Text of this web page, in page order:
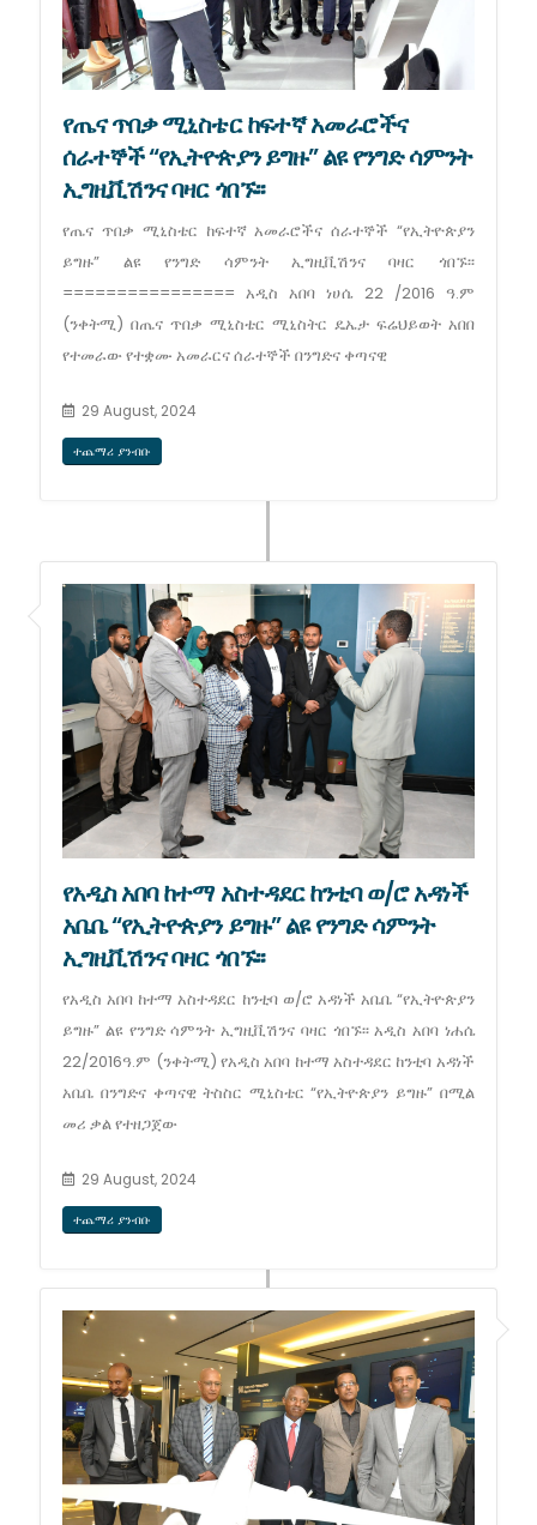
የጤና ጥበቃ ሚኒስቴር ከፍተኛ አመራሮችና
ሰራተኞች “የኢትዮጵያን ይግዙ” ልዩ የንግድ ሳምንት
ኢግዚቪሽንና ባዛር ጎበኙ፡፡
የጤና ጥበቃ ሚኒስቴር ከፍተኛ አመራሮችና ሰራተኞች “የኢትዮጵያን
ይግዙ” ልዩ የንግድ ሳምንት ኢግዚቪሽንና ባዛር ጎበኙ፡፡
================ አዲስ አበባ ነሀሴ 22 /2016 ዓ.ም
(ንቀትሚ) በጤና ጥበቃ ሚኒስቴር ሚኒስትር ዴኤታ ፍሬህይወት አበበ
የተመራው የተቋሙ አመራርና ሰራተኞች በንግድና ቀጣናዊ
29 August, 2024
ተጨማሪ ያንብቡ
የአዲስ አበባ ከተማ አስተዳደር ከንቲባ ወ/ሮ አዳነች
አቤቤ “የኢትዮጵያን ይግዙ” ልዩ የንግድ ሳምንት
ኢግዚቪሽንና ባዛር ጎበኙ፡፡
የአዲስ አበባ ከተማ አስተዳደር ከንቲባ ወ/ሮ አዳነች አቤቤ “የኢትዮጵያን
ይግዙ” ልዩ የንግድ ሳምንት ኢግዚቪሽንና ባዛር ጎበኙ፡፡ አዲስ አበባ ነሐሴ
22/2016ዓ.ም (ንቀትሚ) የአዲስ አበባ ከተማ አስተዳደር ከንቲባ አዳነች
አቤቤ በንግድና ቀጣናዊ ትስስር ሚኒስቴር “የኢትዮጵያን ይግዙ” በሚል
መሪ ቃል የተዘጋጀው
29 August, 2024
ተጨማሪ ያንብቡ